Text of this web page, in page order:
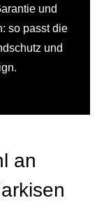
und
so passt die
und
an